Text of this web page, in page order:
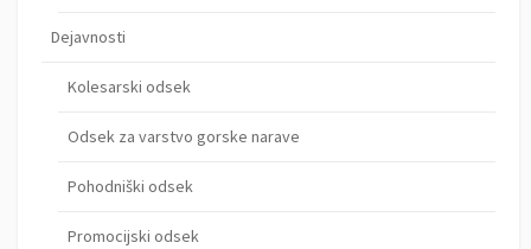
Dejavnosti
Kolesarski odsek
Odsek za varstvo gorske narave
Pohodniški odsek
Promocijski odsek